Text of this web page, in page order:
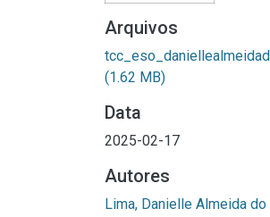
Arquivos
(1.62 MB)
Data
2025-02-17
Autores
Lima, Danielle Almeida